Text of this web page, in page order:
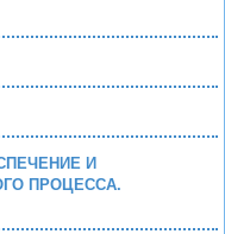
И
ПРОЦЕССА.